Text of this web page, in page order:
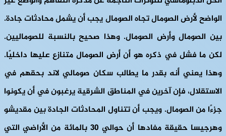
الواضح لأرض الصومال تجاه الصومال يجب أن يشمل محادثات جادة.
بين الصومال وأرض الصومال. وهذا صحيح بالنسبة للصوماليين.
لكن ما فشل في ذكره هو أن أرض الصومال متنازع عليها داخليًا.
وهذا يعني أنه بقدر ما يطالب سكان صومالي لاند بحقهم في
الاستقلال، فإن آخرين في المناطق الشرقية يرغبون في أن يكونوا
جزءًا من الصومال. ويجب أن تتناول المحادثات الجادة بين مقديشو
وهرجيسا حقيقة مفادها أن حوالي 30 بالمائة من الأراضي التي